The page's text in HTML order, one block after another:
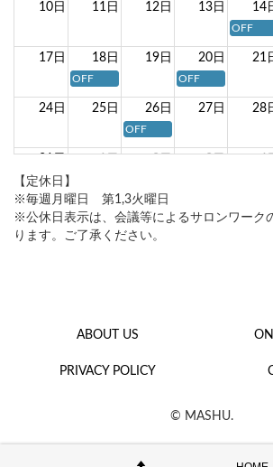
10日 11日 12日 13日 14
OFF
17日 18日 19日 20日 21
OFF OFF
24日 25日 26日 27日 28
OFF
【定休日】
※毎週月曜日 第1,3火曜日
※公休日表示は、会議等によるサロンワーク
ります。ご了承ください。
ABOUT US
PRIVACY POLICY
© MASHU.